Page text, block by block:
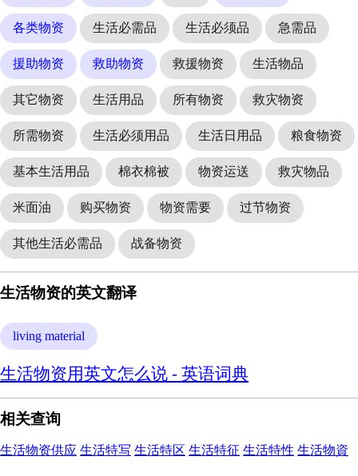
各类物资 生活必需品 生活必须品 急需品
援助物资 救助物资 救援物资 生活物品
其它物资 生活用品 所有物资 救灾物资
所需物资 生活必须用品 生活日用品 粮食物资
基本生活用品 棉衣棉被 物资运送 救灾物品
米面油 购买物资 物资需要 过节物资
其他生活必需品 战备物资
生活物资的英文翻译
living material
生活物资用英文怎么说 - 英语词典
相关查询
生活物资供应 生活特写 生活特区 生活特征 生活特性 生活物資